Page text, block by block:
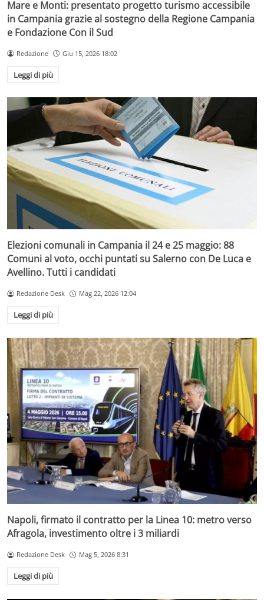
Mare e Monti: presentato progetto turismo accessibile
in Campania grazie al sostegno della Regione Campania
e Fondazione Con il Sud
Redazione Giu 15, 2026 18:02
Leggi di più
Elezioni comunali in Campania il 24 e 25 maggio: 88
Comuni al voto, occhi puntati su Salerno con De Luca e
Avellino. Tutti i candidati
Redazione Desk Mag 22, 2026 12:04
Leggi di più
Napoli, firmato il contratto per la Linea 10: metro verso
Afragola, investimento oltre i 3 miliardi
Redazione Desk Mag 5, 2026 8:31
Leggi di più